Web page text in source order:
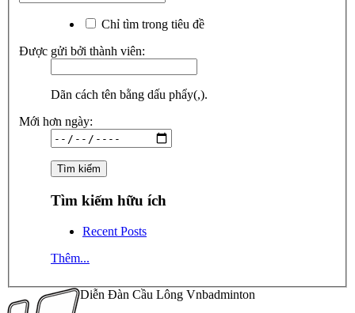
Chỉ tìm trong tiêu đề
Được gửi bởi thành viên:
Dãn cách tên bằng dấu phẩy(,).
Mới hơn ngày:
Tìm kiếm hữu ích
Recent Posts
Thêm...
Diễn Đàn Cầu Lông Vnbadminton